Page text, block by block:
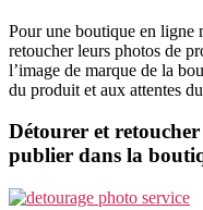
Pour une boutique en ligne
retoucher leurs photos de
l’image de marque de la
du produit et aux attentes
Détourer et
publier dans la